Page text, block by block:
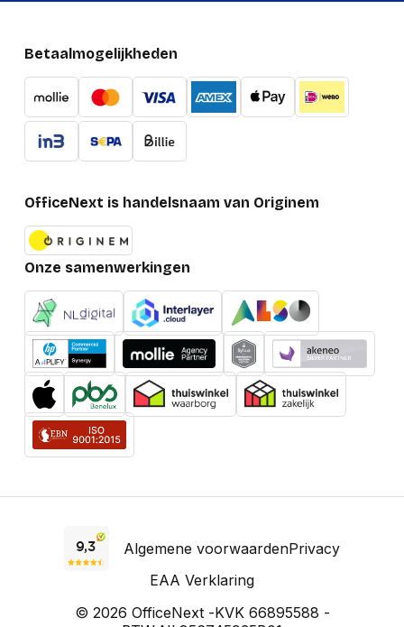
Betaalmogelijkheden
OfficeNext is handelsnaam van Originem
Onze samenwerkingen
Algemene voorwaardenPrivacy
EAA Verklaring
© 2026 OfficeNext -KVK 66895588 -